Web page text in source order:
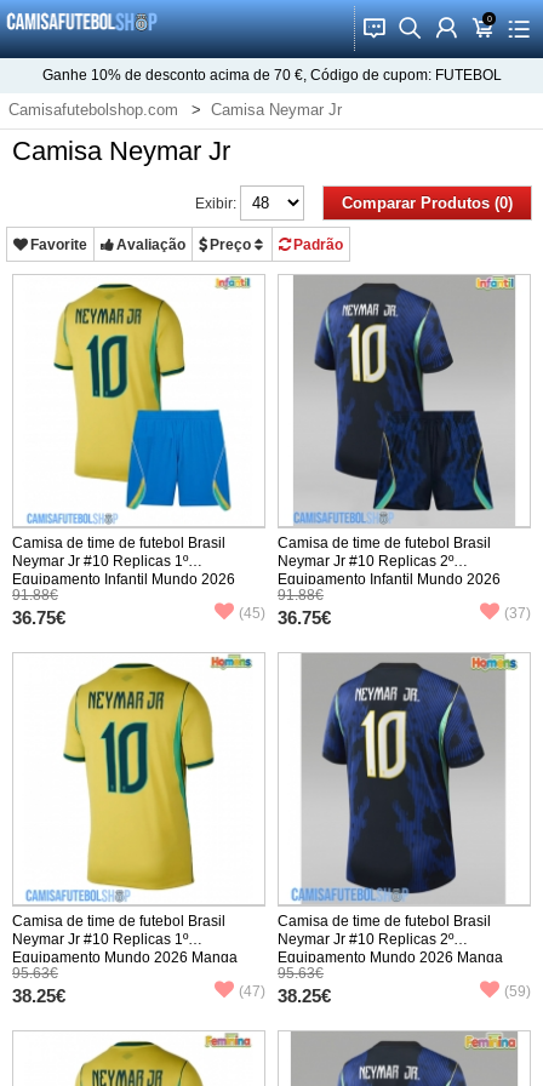
󰂱 󰂨 󰃳 0
󰃦 󰃖
Ganhe 10%de desconto acima de 70 €, Código de cupom: FUTEBOL
Camisafutebolshop.com Camisa Neymar Jr
Camisa Neymar Jr
Comparar Produtos (0)
Exibir:
Favorite Avaliação Preço Padrão
Camisa de time de futebol Brasil
Neymar Jr #10 Replicas 1º
Equipamento Infantil Mundo 2026
Manga Curta (+ Calças curtas)
91.88€
36.75€ (45)
Camisa de time de futebol Brasil
Neymar Jr #10 Replicas 2º
Equipamento Infantil Mundo 2026
Manga Curta (+ Calças curtas)
91.88€
36.75€ (37)
Camisa de time de futebol Brasil
Neymar Jr #10 Replicas 1º
Equipamento Mundo 2026 Manga
Curta
95.63€
38.25€ (47)
Camisa de time de futebol Brasil
Neymar Jr #10 Replicas 2º
Equipamento Mundo 2026 Manga
Curta
95.63€
38.25€ (59)